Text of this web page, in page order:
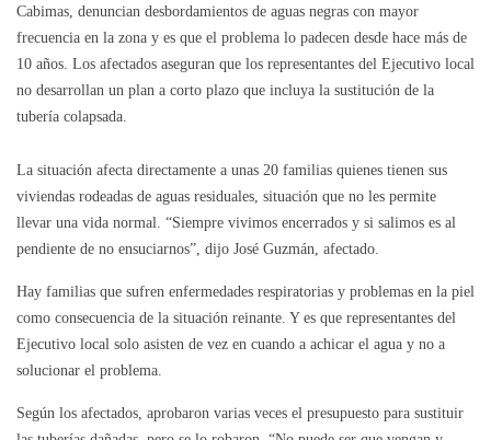
Cabimas, denuncian desbordamientos de aguas negras con mayor
frecuencia en la zona y es que el problema lo padecen desde hace más de
10 años. Los afectados aseguran que los representantes del Ejecutivo local
no desarrollan un plan a corto plazo que incluya la sustitución de la
tubería colapsada.
La situación afecta directamente a unas 20 familias quienes tienen sus
viviendas rodeadas de aguas residuales, situación que no les permite
llevar una vida normal. “Siempre vivimos encerrados y si salimos es al
pendiente de no ensuciarnos”, dijo José Guzmán, afectado.
Hay familias que sufren enfermedades respiratorias y problemas en la piel
como consecuencia de la situación reinante. Y es que representantes del
Ejecutivo local solo asisten de vez en cuando a achicar el agua y no a
solucionar el problema.
Según los afectados, aprobaron varias veces el presupuesto para sustituir